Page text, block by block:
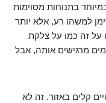
בתנוחות מסוימות
למשהו רע, אלא יותר
על זה כמו על צלקת
מרגישים אותה, אבל
קלים באזור. זה לא